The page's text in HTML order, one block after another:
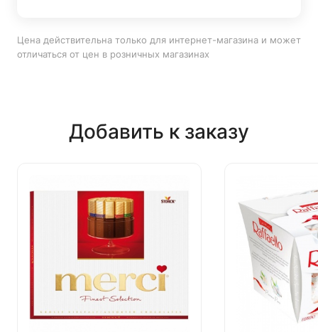
Цена действительна только для интернет-магазина и может
отличаться от цен в розничных магазинах
Добавить к заказу